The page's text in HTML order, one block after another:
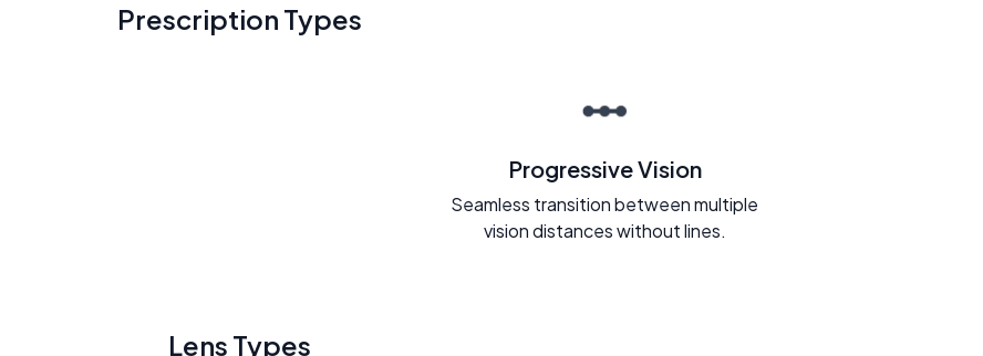
Prescription Types
Progressive Vision
Seamless transition between multiple
vision distances without lines.
Lens Types